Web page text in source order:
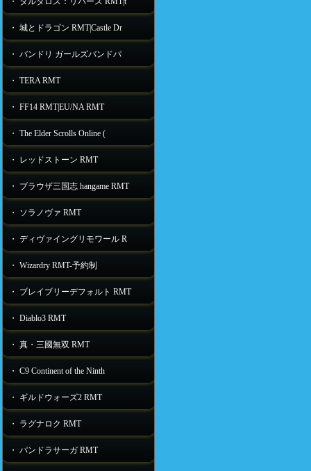
・ 城とドラゴン RMT|Castle Dr
・ バンドリ ガールズバンドパ
・ TERA RMT
・ FF14 RMT|EU/NA RMT
・ The Elder Scrolls Online (
・ レッドストーン RMT
・ ブラウザ三国志 hangame RMT
・ ソラノヴァ RMT
・ ディヴァイングリモワール R
・ Wizardry RMT-予約制
・ ブレイブリーデフォルト RMT
・ Diablo3 RMT
・ 真・三國無双 RMT
・ C9 Continent of the Ninth
・ ギルドウォーズ2 RMT
・ ラグナロク RMT
・ パンドラサーガ RMT